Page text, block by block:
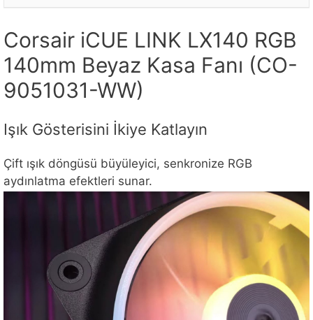
Corsair iCUE LINK LX140 RGB
140mm Beyaz Kasa Fanı (CO-
9051031-WW)
Işık Gösterisini İkiye Katlayın
Çift ışık döngüsü büyüleyici, senkronize RGB
aydınlatma efektleri sunar.